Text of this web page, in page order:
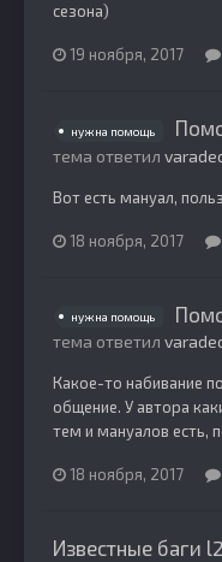
сезона)
19 ноября, 2017
нужна помощь
тема ответил
Вот есть мануал,
18 ноября, 2017
нужна помощь
тема ответил
Какое-то набивание
общение. У автора
тем и мануалов есть,
18 ноября, 2017
Известные баги